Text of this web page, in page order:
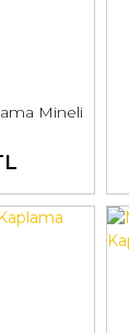
Mineli